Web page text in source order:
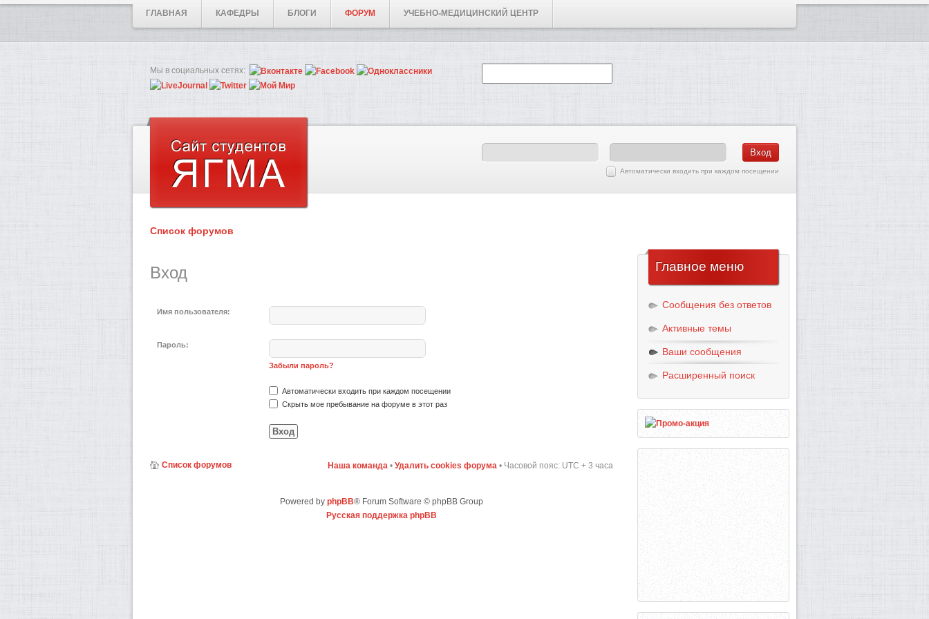
ГЛАВНАЯ КАФЕДРЫ БЛОГИ ФОРУМ УЧЕБНО-МЕДИЦИНСКИЙ ЦЕНТР
Мы в социальных сетях:
Автоматически входить при каждом посещении
Список форумов
Вход
Имя пользователя:
Пароль:
Забыли пароль?
Автоматически входить при каждом посещении
Скрыть мое пребывание на форуме в этот раз
Список форумов Наша команда • Удалить cookies форума • Часовой пояс: UTC + 3 часа
Powered by phpBB® Forum Software © phpBB Group
Русская поддержка phpBB
Главное меню
Сообщения без ответов
Активные темы
Ваши сообщения
Расширенный поиск